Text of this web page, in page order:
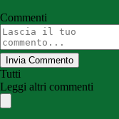
Commenti
Invia Commento
Tutti
Leggi altri commenti